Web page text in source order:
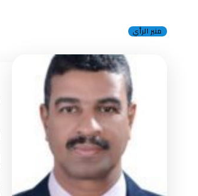
منبر الرأي